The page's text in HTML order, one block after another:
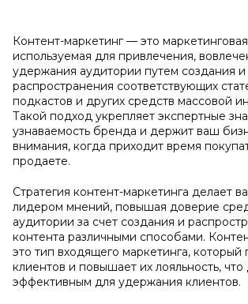
Контент-маркетинг — это маркетинговая
используемая для привлечения,
удержания аудитории путем создания и
распространения соответствующих
подкастов и других средств массовой
Такой подход укрепляет экспертные
узнаваемость бренда и держит ваш
внимания, когда приходит время
продаете.
Стратегия контент-маркетинга делает
лидером мнений, повышая доверие
аудитории за счет создания и
контента различными способами.
это тип входящего маркетинга, который
клиентов и повышает их лояльность, что
эффективным для удержания клиентов.